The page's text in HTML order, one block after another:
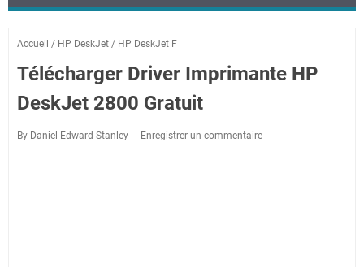
Accueil / HP DeskJet / HP DeskJet F
Télécharger Driver Imprimante HP
DeskJet 2800 Gratuit
By Daniel Edward Stanley Enregistrer un commentaire